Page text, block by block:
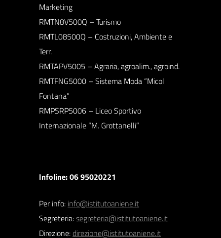
Marketing
RMTN8V500Q – Turismo
RMTL08500Q – Costruzioni, Ambiente e
Terr.
RMTAPV5005 – Agraria, agroalim., agroind.
RMTFNG5000 – Sistema Moda “Micol
Fontana”
RMPSRP5006 – Liceo Sportivo
Internazionale “M. Grottanelli”
Infoline: 06 95020221
Per info: info@istitutoaniene.it
Segreteria:segreteria@istitutoaniene.it
Direzione: direzione@istitutoaniene.it